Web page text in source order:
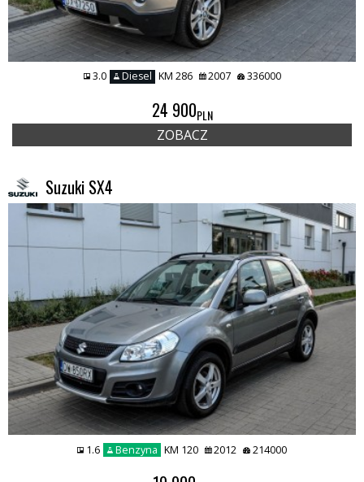
3.0 Diesel KM 286 2007 336000
24 900PLN
ZOBACZ
Suzuki SX4
1.6 Benzyna KM 120 2012 214000